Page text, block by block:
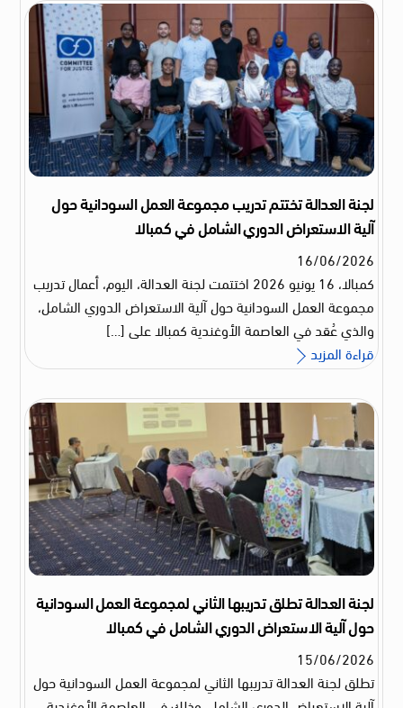
لجنة العدالة تختتم تدريب مجموعة العمل السودانية حول
آلية الاستعراض الدوري الشامل في كمبالا
16/06/2026
كمبالا، 16 يونيو 2026 اختتمت لجنة العدالة، اليوم، أعمال تدريب
مجموعة العمل السودانية حول آلية الاستعراض الدوري الشامل،
والذي عُقد في العاصمة الأوغندية كمبالا على […]
قراءة المزيد
لجنة العدالة تطلق تدريبها الثاني لمجموعة العمل السودانية
حول آلية الاستعراض الدوري الشامل في كمبالا
15/06/2026
تطلق لجنة العدالة تدريبها الثاني لمجموعة العمل السودانية حول